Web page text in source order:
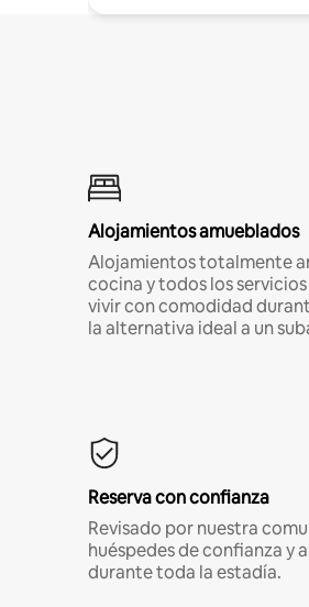
Alojamientos amueblados
Alojamientos totalmente
cocina y todos los
vivir con comodidad
la alternativa ideal a un
Reserva con confianza
Revisado por nuestra
huéspedes de confianza y
durante toda la estadía.